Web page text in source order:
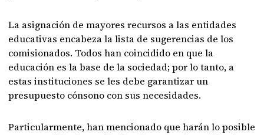
La asignación de mayores recursos a las entidades
educativas encabeza la lista de sugerencias de los
comisionados. Todos han coincidido en que la
educación es la base de la sociedad; por lo tanto, a
estas instituciones se les debe garantizar un
presupuesto cónsono con sus necesidades.
Particularmente, han mencionado que harán lo posible